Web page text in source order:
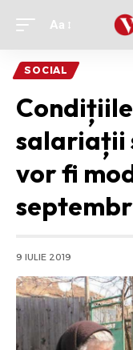
Ajustor
font
Aa
SOCIAL
salariații
vor fi
9 IULIE 2019